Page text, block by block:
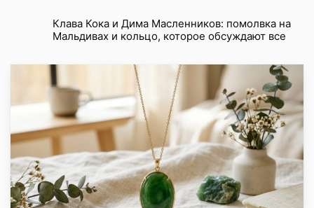
Клава Кока и Дима Масленников: помолвка на
Мальдивах и кольцо, которое обсуждают все